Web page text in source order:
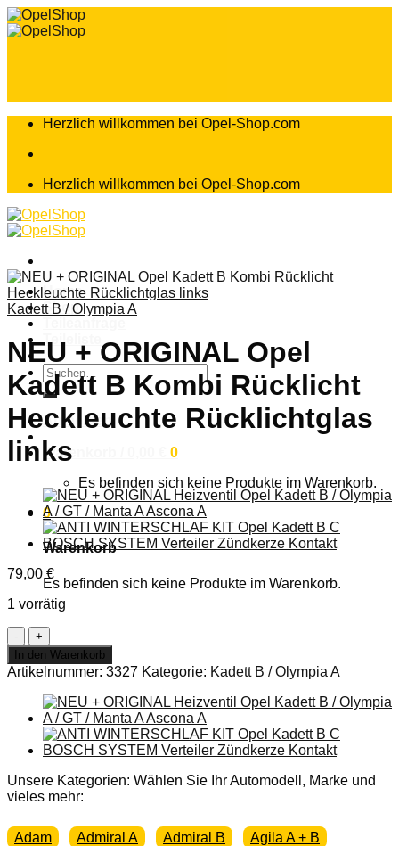
Zum
Inhalt
Herzlich willkommen bei Opel-Shop.com
Herzlich willkommen bei Opel-Shop.com
Home
Shop
Teileliste
Suchen
nach:
Anmelden
Warenkorb /
0
Es befinden sich keine Produkte im Warenkorb.
0
Warenkorb
Es befinden sich keine Produkte im Warenkorb.
Kadett B / Olympia A
NEU + ORIGINAL Opel
Kadett B Kombi Rücklicht
Heckleuchte Rücklichtglas
links
79,00 €
1 vorrätig
NEU
+
ORIGINAL
Opel
Kadett
B
Kombi
Rücklicht
Heckleuchte
Rücklichtglas
links
In den Warenkorb
Artikelnummer: 3327 Kategorie: Kadett B / Olympia A
Unsere Kategorien: Wählen Sie Ihr Automodell, Marke und
vieles mehr:
Adam Admiral A Admiral B Agila A + B